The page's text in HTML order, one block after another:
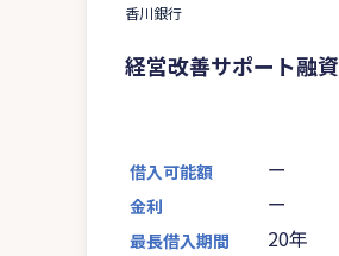
香川銀行
経営改善サポート融資
借入可能額 ー
金利 ー
最長借入期間 20年